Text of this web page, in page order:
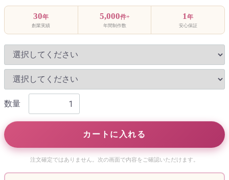
30年
創業実績
5,000件+
年間制作数
1年
安心保証
数量
カートに入れる
注文確定ではありません。次の画面で内容をご確認いただけます。